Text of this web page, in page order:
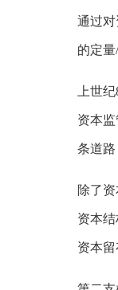
通过
的定量
上世
资本
条道路
除了
资本
资本